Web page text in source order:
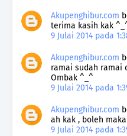
Akupenghibur.com
terima kasih kak
9 Julai 2014 pada
Akupenghibur.com
ramai sudah ramai
Ombak ^_^
9 Julai 2014 pada
Akupenghibur.com
ah kak , boleh
9 Julai 2014 pada